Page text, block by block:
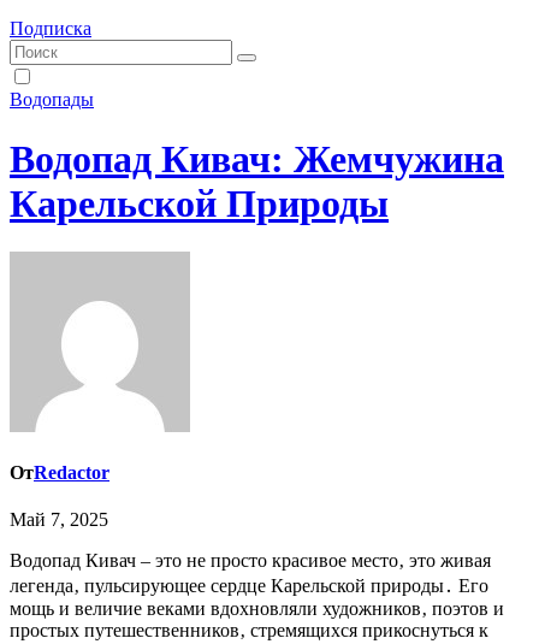
Подписка
Водопады
Водопад Кивач: Жемчужина
Карельской Природы
ОтRedactor
Май 7, 2025
Водопад Кивач – это не просто красивое место‚ это живая
легенда‚ пульсирующее сердце Карельской природы․ Его
мощь и величие веками вдохновляли художников‚ поэтов и
простых путешественников‚ стремящихся прикоснуться к